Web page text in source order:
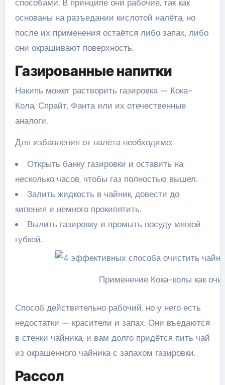
способами. В принципе они рабочие, так как
основаны на разъедании кислотой налёта, но
после их применения остаётся либо запах, либо
они окрашивают поверхность.
Газированные напитки
Накипь может растворить газировка — Кока-
Кола, Спрайт, Фанта или их отечественные
аналоги.
Для избавления от налёта необходимо:
Открыть банку газировки и оставить на
несколько часов, чтобы газ полностью вышел.
Залить жидкость в чайник, довести до
кипения и немного прокипятить.
Вылить газировку и промыть посуду мягкой
губкой.
Применение Кока-колы как
Способ действительно рабочий, но у него есть
недостатки — красители и запах. Они въедаются
в стенки чайника, и вам долго придётся пить чай
из окрашенного чайника с запахом газировки.
Рассол